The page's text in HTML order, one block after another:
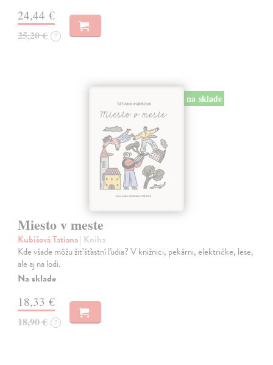
24,44 €
25,20 € ?
na sklade
Miesto v meste
Kubišová Tatiana| Kniha
Kde všade môžu žiť šťastní ľudia? V knižnici, pekárni, električke, lese,
ale aj na lodi.
Na sklade
18,33 €
18,90 € ?